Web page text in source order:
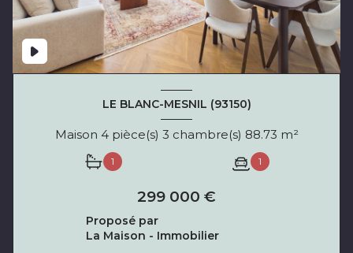
LE BLANC-MESNIL (93150)
Maison 4 pièce(s) 3 chambre(s) 88.73 m²
1 1
299 000 €
Proposé par
La Maison - Immobilier